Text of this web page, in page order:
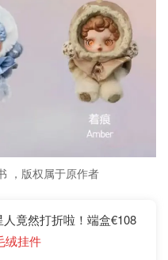
，版权属于原作者
竟然打折啦！端盒€108
绒挂件